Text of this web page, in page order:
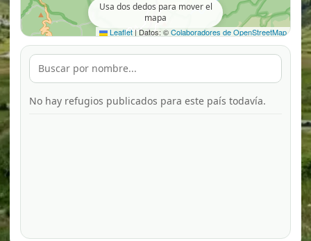
Leaflet | Datos: ©Colaboradores de OpenStreetMap
Usa dos dedos para mover el
mapa
No hay refugios publicados para este país todavía.